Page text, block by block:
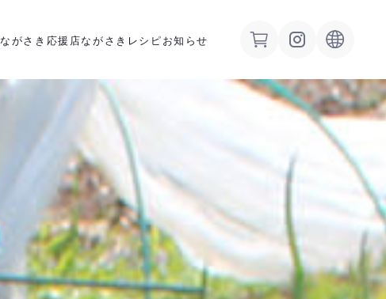
ながさき応援店ながさきレシピ お知らせ